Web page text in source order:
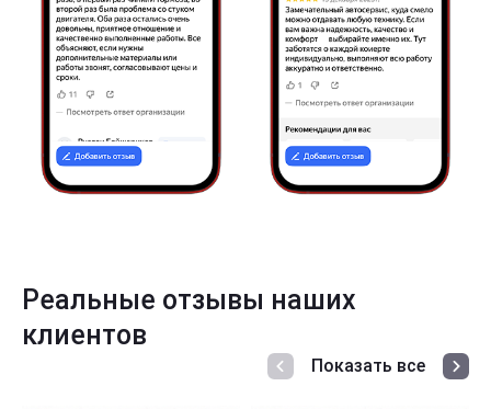
Реальные отзывы наших
клиентов
Показать все